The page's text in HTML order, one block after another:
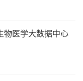
物医学大数据中心